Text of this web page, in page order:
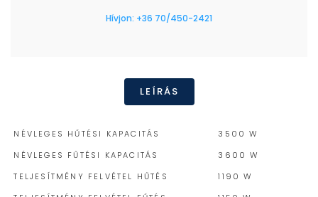
Hívjon: +36 70/450-2421
LEÍRÁS
NÉVLEGES HŰTÉSI KAPACITÁS
3500 W
NÉVLEGES FŰTÉSI KAPACITÁS
3600 W
TELJESÍTMÉNY FELVÉTEL HŰTÉS
1190 W